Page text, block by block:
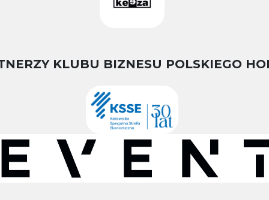
KLUBU BIZNESU POLSKIEGO